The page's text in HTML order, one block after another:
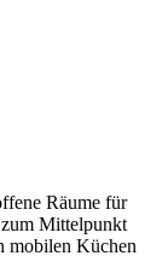
Räume für
Mittelpunkt
mobilen Küchen